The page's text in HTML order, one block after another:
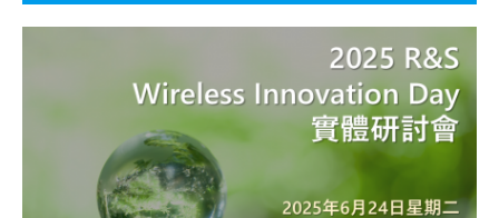
Aerospace | Defense | Security
Broadcast and Media
Cybersecurity